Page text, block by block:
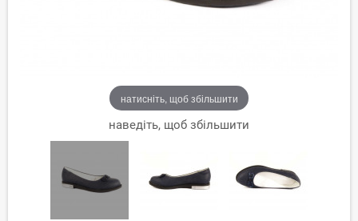
натисніть, щоб збільшити
наведіть, щоб збільшити